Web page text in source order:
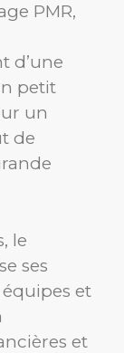
PMR,
d’une
petit
un
de
le
ses
et
et